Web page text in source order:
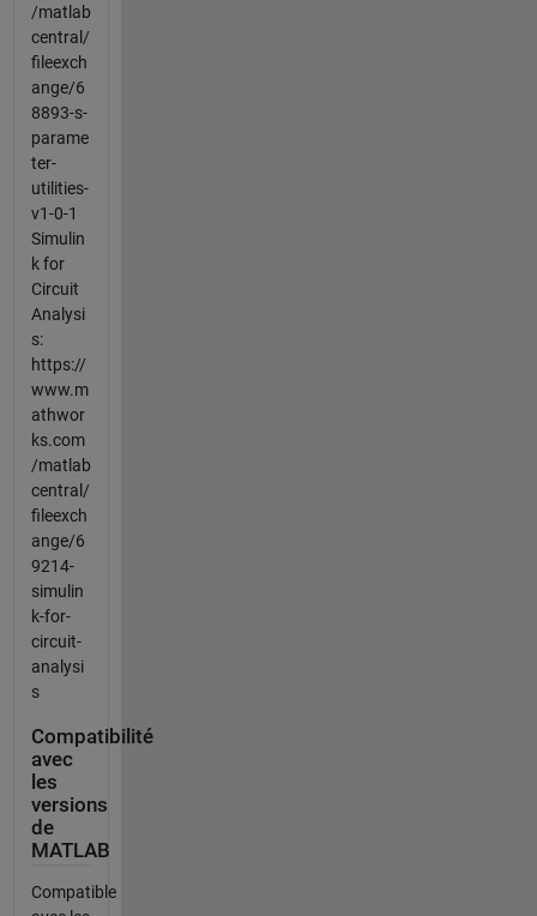
/matlab
central/
fileexch
ange/6
8893-s-
parame
ter-
utilities-
v1-0-1
Simulin
k for
Circuit
Analysi
s:
https://
www.m
athwor
ks.com
/matlab
central/
fileexch
ange/6
9214-
simulin
k-for-
circuit-
analysi
s
Compatibilité
avec
les
versions
de
MATLAB
Compatible